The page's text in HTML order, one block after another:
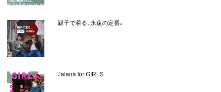
親子で着る、永遠の定番。
Jalana for GIRLS